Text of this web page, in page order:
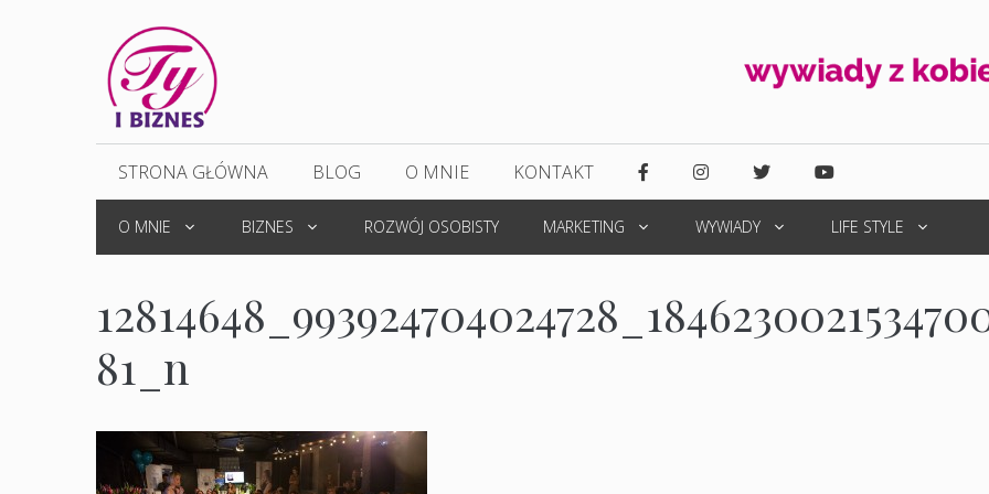
STRONA GŁÓWNA BLOG O MNIE KONTAKT
O MNIE BIZNES ROZWÓJ OSOBISTY MARKETING WYWIADY LIFE STYLE
81_n